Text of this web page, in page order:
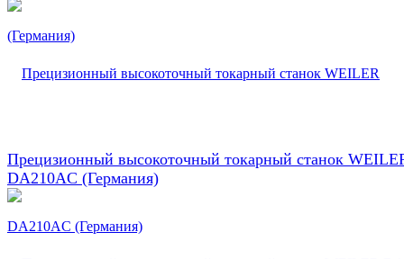
Прецизионный высокоточный токарный станок
DA210AC (Германия)